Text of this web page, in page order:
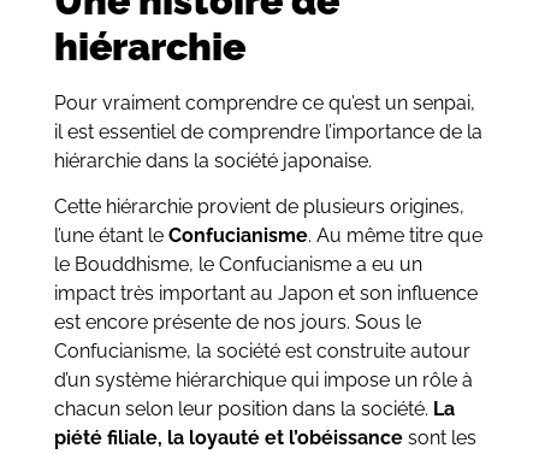
hiérarchie
Pour vraiment comprendre ce qu’est un senpai,
il est essentiel de comprendre l’importance de la
hiérarchie dans la société japonaise.
Cette hiérarchie provient de plusieurs origines,
l’une étant le Confucianisme. Au même titre que
le Bouddhisme, le Confucianisme a eu un
impact très important au Japon et son influence
est encore présente de nos jours. Sous le
Confucianisme, la société est construite autour
d’un système hiérarchique qui impose un rôle à
chacun selon leur position dans la société. La
piété filiale, la loyauté et l’obéissancesont les